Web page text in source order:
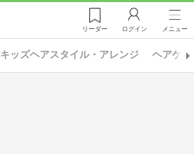
リーダー ログイン メニュー
キッズヘアスタイル・アレンジ ヘアケア